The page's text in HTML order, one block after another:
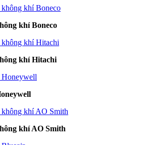
khí Boneco
khí Hitachi
khí AO Smith